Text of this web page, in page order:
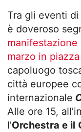
Tra gli eventi
è doveroso
manifestazione
marzo in
capoluogo
città europee
internazionale
Alle ore 15,
l’Orchestra e il